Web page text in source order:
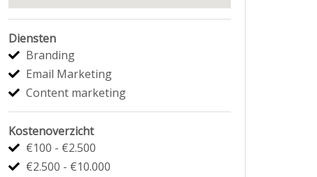
Diensten
Branding
Email Marketing
Content marketing
Kostenoverzicht
€100 - €2.500
€2.500 - €10.000